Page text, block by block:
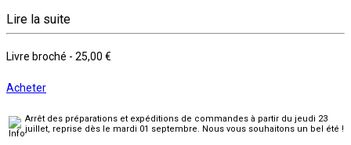
Lire la suite
Livre broché - 25,00 €
Acheter
Arrêt des préparations et expéditions de commandes à partir du jeudi 23
juillet, reprise dès le mardi 01 septembre. Nous vous souhaitons un bel été !